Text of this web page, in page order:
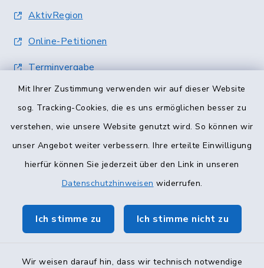
Mit Ihrer Zustimmung verwenden wir auf dieser Website
sog. Tracking-Cookies, die es uns ermöglichen besser zu
verstehen, wie unsere Website genutzt wird. So können wir
unser Angebot weiter verbessern. Ihre erteilte Einwilligung
hierfür können Sie jederzeit über den Link in unseren
Datenschutzhinweisen widerrufen.
Ich stimme zu Ich stimme nicht zu
Wir weisen darauf hin, dass wir technisch notwendige
AktivRegion
Online-Petitionen
Terminvergabe